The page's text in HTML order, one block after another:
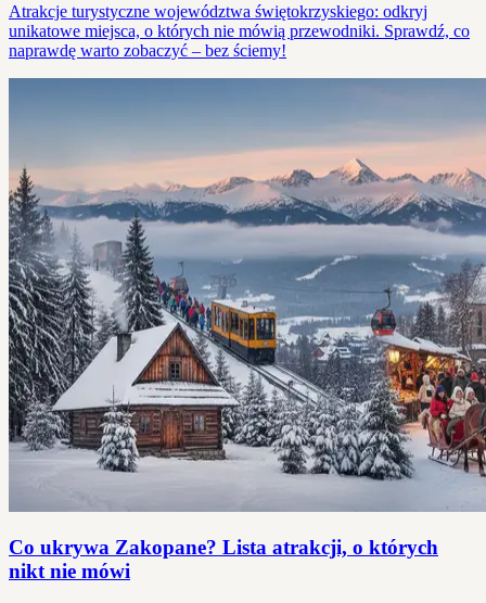
Atrakcje turystyczne województwa świętokrzyskiego: odkryj
unikatowe miejsca, o których nie mówią przewodniki. Sprawdź, co
naprawdę warto zobaczyć – bez ściemy!
Co ukrywa Zakopane? Lista atrakcji, o których
nikt nie mówi